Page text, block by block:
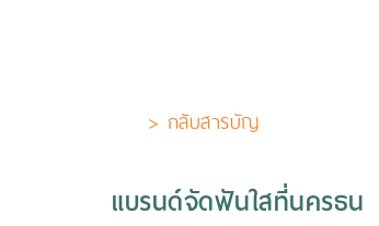
> กลับสารบัญ
แบรนด์จัดฟันใสที่นครธน